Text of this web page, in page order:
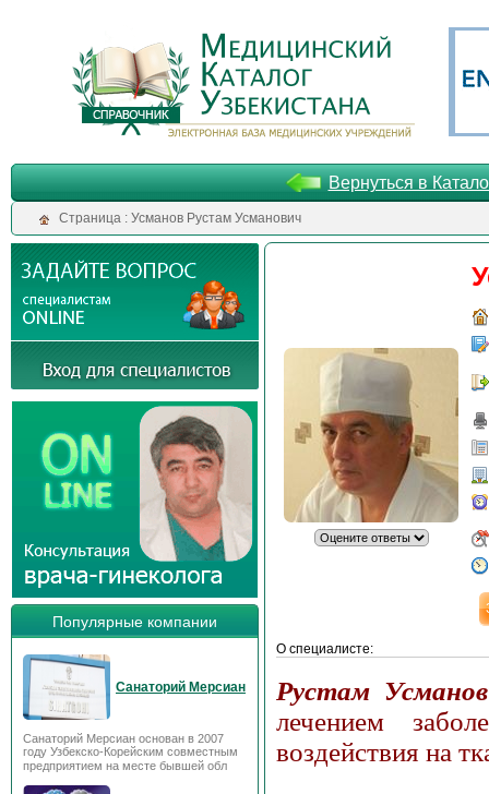
Вернуться в
Cтраница : Усманов Рустам Усманович
Популярные компании
Санаторий Мерсиан
Санаторий Мерсиан основан в 2007
году Узбекско-Корейским совместным
предприятием на месте бывшей обл
О специалисте:
Рустам
лечением
воздействия на